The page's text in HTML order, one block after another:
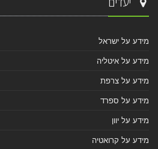
מידע על ישראל
מידע על איטליה
מידע על צרפת
מידע על ספרד
מידע על יוון
מידע על קרואטיה